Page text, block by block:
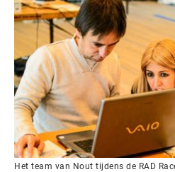
Het team van Nout tijdens de RAD